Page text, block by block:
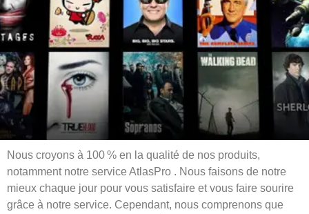
Nous croyons à 100 % en la qualité de nos produits,
notamment notre service AtlasPro . Nous faisons de notre
mieux chaque jour pour vous satisfaire et vous faire sourire
grâce à notre service. Cependant, nous comprenons que